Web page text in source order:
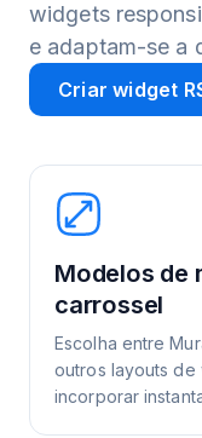
widgets
e adaptam-se a
Criar widget
Modelos de
carrossel
Escolha entre
outros layouts de
incorporar